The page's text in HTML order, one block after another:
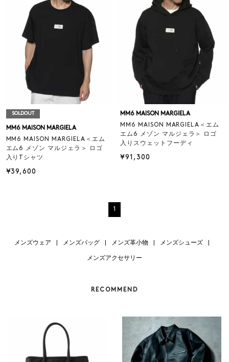
SOLDOUT
MM6 MAISON MARGIELA
MM6 MAISON MARGIELA＜エム
エム6 メゾン マルジェラ＞ ロゴ
入りTシャツ
¥39,600
MM6 MAISON MARGIELA
MM6 MAISON MARGIELA＜エム
エム6 メゾン マルジェラ＞ ロゴ
入りスウェットフーディ
¥91,300
1
メンズウェア メンズバッグ メンズ革小物 メンズシューズ
メンズアクセサリー
RECOMMEND